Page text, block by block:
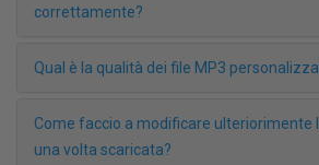
correttamente?
Qual è la qualità dei file MP3
Come faccio a modificare ulteriorimente
una volta scaricata?